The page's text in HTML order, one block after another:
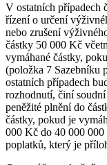
V ostatních případech
řízení o určení
nebo zrušení
částky 50 000 Kč
vymáhané částky,
(položka 7 Sazebníku
ostatních případech
rozhodnutí, činí
peněžité plnění do
částky, pokud je
000 Kč do 40 000
poplatků, který je